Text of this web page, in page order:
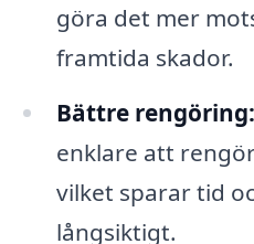
göra det mer
framtida skador.
Bättre rengöring:
enklare att
vilket sparar tid
långsiktigt.